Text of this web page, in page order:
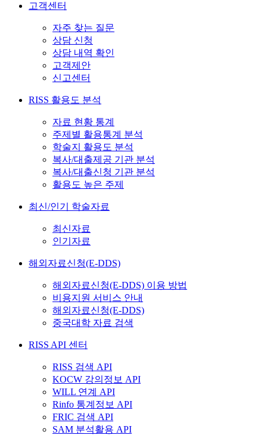
고객센터
자주 찾는 질문
상담 신청
상담 내역 확인
고객제안
신고센터
RISS 활용도 분석
자료 현황 통계
주제별 활용통계 분석
학술지 활용도 분석
복사/대출제공 기관 분석
복사/대출신청 기관 분석
활용도 높은 주제
최신/인기 학술자료
최신자료
인기자료
해외자료신청(E-DDS)
해외자료신청(E-DDS) 이용 방법
비용지원 서비스 안내
해외자료신청(E-DDS)
중국대학 자료 검색
RISS API 센터
RISS 검색 API
KOCW 강의정보 API
WILL 연계 API
Rinfo 통계정보 API
FRIC 검색 API
SAM 분석활용 API